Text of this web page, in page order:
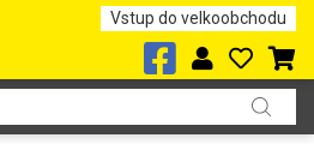
Vstup do velkoobchodu